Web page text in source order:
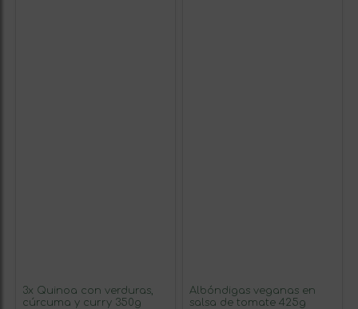
3x Quinoa con verduras,
cúrcuma y curry 350g
Albóndigas veganas en
salsa de tomate 425g